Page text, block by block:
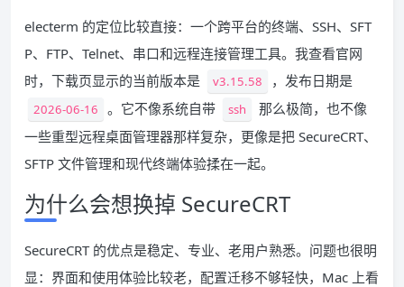
electerm 的定位比较直接：一个跨平台的终端、SSH、SFT
P、FTP、Telnet、串口和远程连接管理工具。我查看官网
时，下载页显示的当前版本是
v3.15.58 ，发布日期是
2026-06-16 。它不像系统自带 ssh
那么极简，也不像
一些重型远程桌面管理器那样复杂，更像是把 SecureCRT、
SFTP 文件管理和现代终端体验揉在一起。
为什么会想换掉 SecureCRT
SecureCRT 的优点是稳定、专业、老用户熟悉。问题也很明
显：界面和使用体验比较老，配置迁移不够轻快，Mac 上看